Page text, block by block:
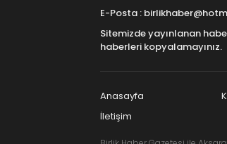
E-Posta :
Sitemizde yayınlanan
haberleri kopyalamayınız.
Anasayfa
İletişim